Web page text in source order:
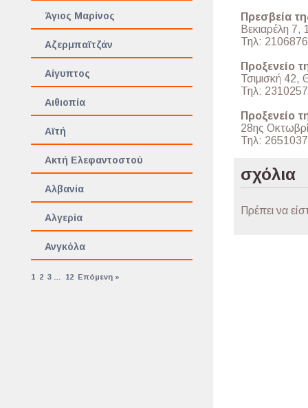
Άγιος Μαρίνος
Αζερμπαϊτζάν
Αίγυπτος
Αιθιοπία
Αϊτή
Ακτή Ελεφαντοστού
Αλβανία
Αλγερία
Ανγκόλα
1 2 3 12 Επόμενη »
Πρεσβεία
Βεκιαρέλη 7,
Τηλ:
Προξενείο
Τσιμισκή 42,
Τηλ:
Προξενείο
28ης
Τηλ:
σχόλια
Πρέπει να